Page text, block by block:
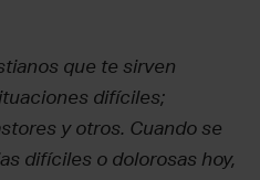
que te sirven
difíciles;
y otros. Cuando se
difíciles o dolorosas hoy,